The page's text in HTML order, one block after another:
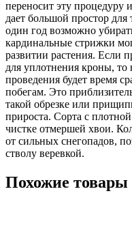
переносит эту процедуру
дает большой простор
один год возможно
кардинальные стрижки
развитии растения. Если
для уплотнения кроны,
проведения будет время
побегам. Это
такой обрезке или
прироста. Сорта с
чистке отмершей хвои.
от сильных снегопадов,
стволу веревкой.
Похожие товары